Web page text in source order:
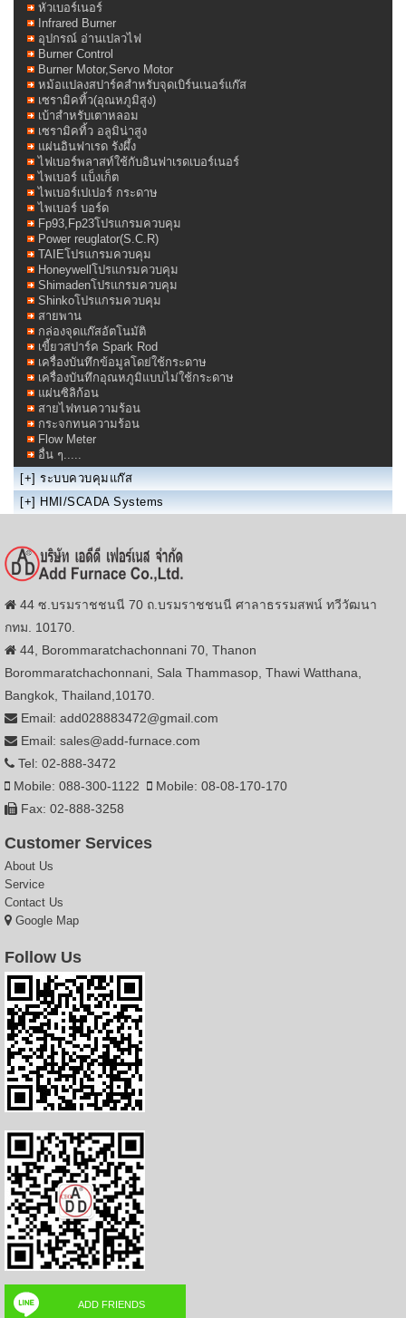
หัวเบอร์เนอร์
Infrared Burner
อุปกรณ์ อ่านเปลวไฟ
Burner Control
Burner Motor,Servo Motor
หม้อแปลงสปาร์คสำหรับจุดเบิร์นเนอร์แก๊ส
เซรามิคทิ้ว(อุณหภูมิสูง)
เบ้าสำหรับเตาหลอม
เซรามิคทิ้ว อลูมิน่าสูง
แผ่นอินฟาเรด รังผึ้ง
ไฟเบอร์พลาสท์ใช้กับอินฟาเรดเบอร์เนอร์
ไพเบอร์ แบ็งเก็ต
ไพเบอร์เปเปอร์ กระดาษ
ไพเบอร์ บอร์ด
Fp93,Fp23โปรแกรมควบคุม
Power reuglator(S.C.R)
TAIEโปรแกรมควบคุม
Honeywellโปรแกรมควบคุม
Shimadenโปรแกรมควบคุม
Shinkoโปรแกรมควบคุม
สายพาน
กล่องจุดแก๊สอัตโนมัติ
เขี้ยวสปาร์ค Spark Rod
เครื่องบันทึกข้อมูลโดย่ใช้กระดาษ
เครื่องบันทึกอุณหภูมิแบบไม่ใช้กระดาษ
แผ่นซิลิก้อน
สายไฟทนความร้อน
กระจกทนความร้อน
Flow Meter
อื่น ๆ.....
[+] ระบบควบคุมแก๊ส
[+] HMI/SCADA Systems
44 ซ.บรมราชชนนี 70 ถ.บรมราชชนนี ศาลาธรรมสพน์ ทวีวัฒนา
กทม. 10170.
44, Borommaratchachonnani 70, Thanon
Borommaratchachonnani, Sala Thammasop, Thawi Watthana,
Bangkok, Thailand,10170.
Email: add028883472@gmail.com
Email: sales@add-furnace.com
Tel: 02-888-3472
Mobile: 088-300-1122
Mobile: 08-08-170-170
Fax: 02-888-3258
Customer Services
About Us
Service
Contact Us
Google Map
Follow Us
ADD FRIENDS